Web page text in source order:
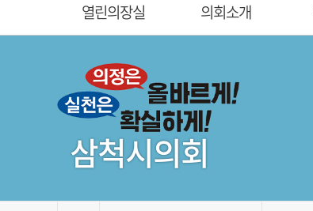
열린의장실 의회소개
삼척시의회